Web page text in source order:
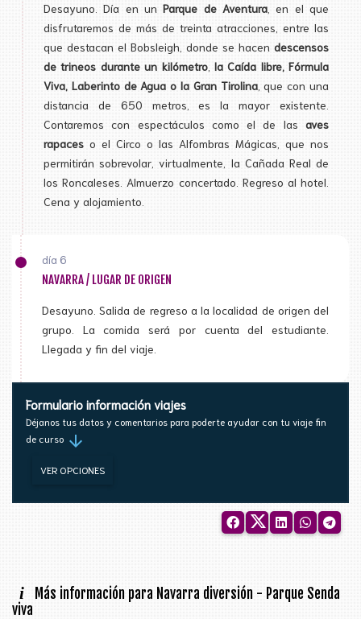
Desayuno. Día en unParque de Aventura , en el que
disfrutaremos de más de treinta atracciones, entre las
que destacan el Bobsleigh, donde se hacen descensos
de trineos durante un kilómetro, la Caída libre, Fórmula
Viva, Laberinto de Agua o la Gran Tirolina, que con una
distancia de 650 metros, es la mayor existente.
Contaremos con espectáculos como el de las aves
rapaces o el Circo o las Alfombras Mágicas, que nos
permitirán sobrevolar, virtualmente, la Cañada Real de
los Roncaleses. Almuerzo concertado. Regreso al hotel.
Cena y alojamiento.
día 6
NAVARRA / LUGAR DE ORIGEN
Desayuno. Salida de regreso a la localidad de origen del
grupo. La comida será por cuenta del estudiante.
Llegada y fin del viaje.
Formulario información viajes
Déjanos tus datos y comentarios para poderte ayudar con tu viaje fin
de curso arrow_downward
VER OPCIONES
i
Más información para Navarra diversión - Parque Senda
viva